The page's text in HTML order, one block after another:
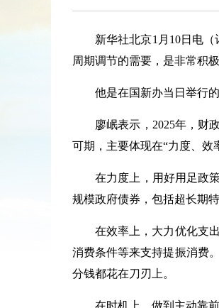
新华社北京1月10日电
周期调节的需要，是非常积
他是在国新办当日举行的“
廖岷表示，2025年，财政
可期，主要体现在“力度、效
在力度上，用好用足政策
规模政府债券，包括超长期
在效率上，大力优化支出
消费条件等来支持提振消费
分钱都花在刀刃上。
在时机上，做到主动靠前